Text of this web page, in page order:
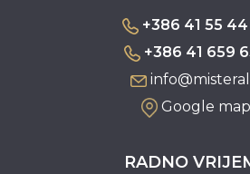
+386 41 55
+386 41 659
Google map
RADNO